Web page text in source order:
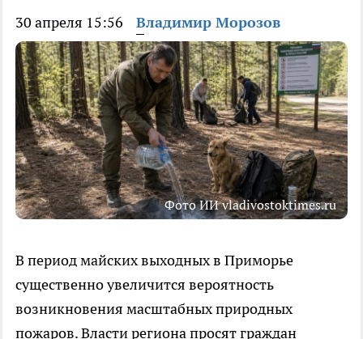
30 апреля 15:56 Владимир Морозов
Фото ИИ vladivostoktimes.ru
В период майских выходных в Приморье
существенно увеличится вероятность
возникновения масштабных природных
пожаров. Власти региона просят граждан